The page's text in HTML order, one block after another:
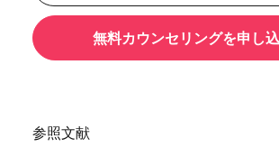
無料カウンセリングを申し
参照文献